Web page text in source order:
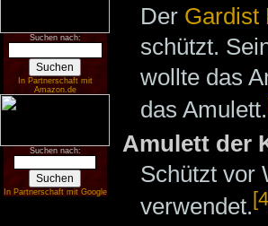
Suchen nach:
In Partnerschaft mit
Amazon.de
Suchen nach:
In Partnerschaft mit Google
Der Gardist
schützt.
wollte das
das Amulett.
Amulett der
Schützt vor
verwendet.